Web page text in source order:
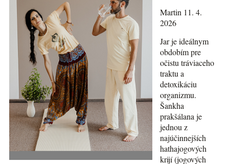
Martin 11. 4.
2026
Jar je ideálnym
obdobím pre
očistu tráviaceho
traktu a
detoxikáciu
organizmu.
Šankha
prakšálana je
jednou z
najúčinnejších
hathajogových
krijí (jogových